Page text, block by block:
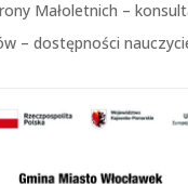
Małoletnich –
– dostępności